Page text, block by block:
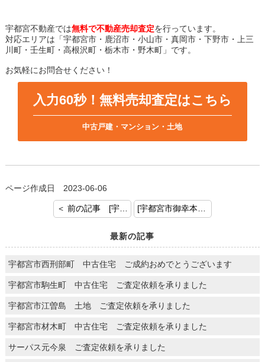
宇都宮不動産では無料で不動産売却査定を行っています。
対応エリアは「宇都宮市・鹿沼市・小山市・真岡市・下野市・上三
川町・壬生町・高根沢町・栃木市・野木町」です。
お気軽にお問合せください！
入力60秒！無料売却査定はこちら
中古戸建・マンション・土地
ページ作成日 2023-06-06
＜ 前の記事 [宇都宮市双葉 中古戸建 ご成約おめでとうございます]
最新の記事
宇都宮市西刑部町 中古住宅 ご成約おめでとうございます
宇都宮市駒生町 中古住宅 ご査定依頼を承りました
宇都宮市江曽島 土地 ご査定依頼を承りました
宇都宮市材木町 中古住宅 ご査定依頼を承りました
サーパス元今泉 ご査定依頼を承りました